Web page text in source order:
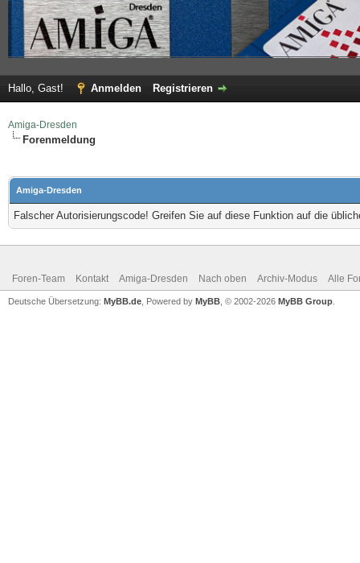
Hallo, Gast! Anmelden Registrieren
Amiga-Dresden
Forenmeldung
Amiga-Dresden
Falscher Autorisierungscode! Greifen Sie auf diese Funktion auf die
Foren-Team Kontakt Amiga-Dresden Nach oben Archiv-Modus Alle
Deutsche Übersetzung: MyBB.de , Powered by MyBB , © 2002-2026 MyBB Group